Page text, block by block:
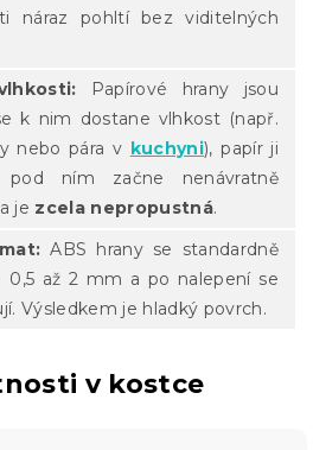
náraz pohltí bez viditelných
Papírové hrany jsou
k nim dostane vlhkost (např.
nebo pára v kuchyni), papír ji
ním začne nenávratně
je zcela nepropustná.
ABS hrany se standardně
0,5 až 2 mm a po nalepení se
Výsledkem je hladký povrch.
v kostce